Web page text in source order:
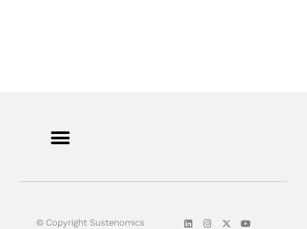
© Copyright Sustenomics